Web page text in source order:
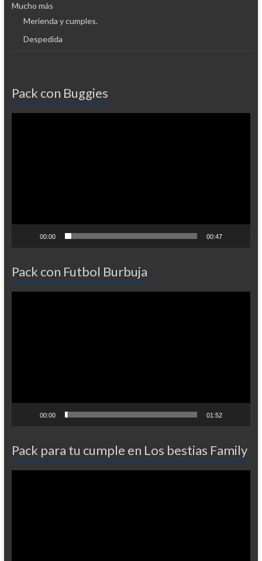
Mucho más
Merienda y cumples.
Despedida
Pack con Buggies
00:00 00:47
Pack con Futbol Burbuja
00:00 01:52
Pack para tu cumple en Los bestias Family